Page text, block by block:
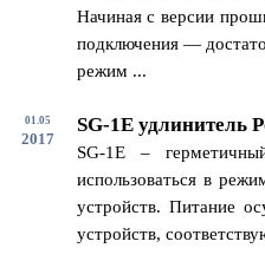
Начиная с версии
подключения —
режим ...
01.05
2017
SG-1E удлинитель
SG-1E –
использоваться в
устройств. Питание
устройств,